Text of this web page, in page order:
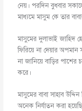
নেয়। পরদিন বুধবার
মাধ্যমে মাসুম কে তার
মাসুমের দুলাভাই জাহিদ
ফিরিয়ে না দেয়ার
না জানিয়ে বাড়ির পাশের
করে।
মাসুমের বাবা সাহাব
অনেক নির্যাতন করা